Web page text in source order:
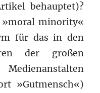
behauptet)?
»moral minority«
für das in den
der großen
»Gutmensch«)